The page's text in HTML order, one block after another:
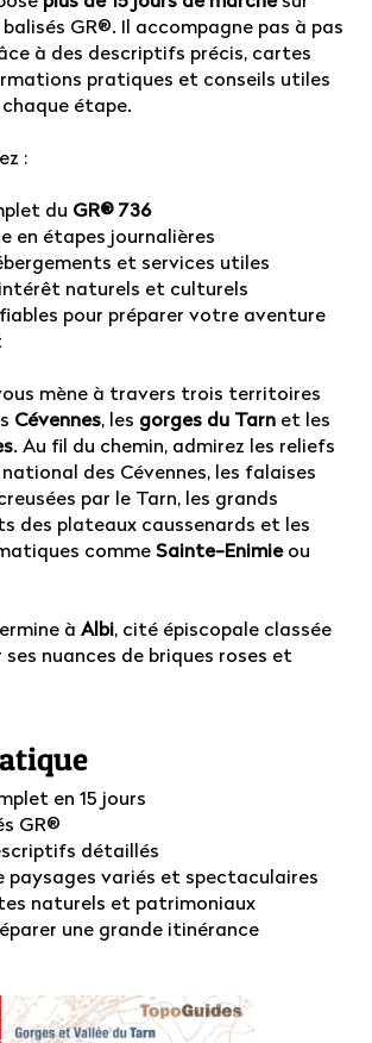
balisés GR®. Il accompagne pas à pas
à des descriptifs précis, cartes
pratiques et conseils utiles
étape.
:
du GR® 736
en étapes journalières
et services utiles
naturels et culturels
pour préparer votre aventure
mène à travers trois territoires
Cévennes, les gorges du Tarn et les
. Au fil du chemin, admirez les reliefs
des Cévennes, les falaises
par le Tarn, les grands
des plateaux caussenards et les
commeSainte-Enimieou
à Albi, cité épiscopale classée
nuances de briques roses et
en 15 jours
GR®
détaillés
paysages variés et spectaculaires
naturels et patrimoniaux
une grande itinérance